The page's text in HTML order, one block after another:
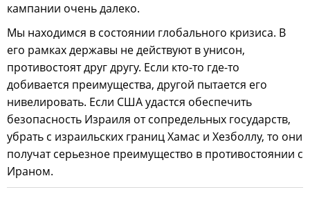
кампании очень далеко.
Мы находимся в состоянии глобального кризиса. В
его рамках державы не действуют в унисон,
противостоят друг другу. Если кто-то где-то
добивается преимущества, другой пытается его
нивелировать. Если США удастся обеспечить
безопасность Израиля от сопредельных государств,
убрать с израильских границ Хамас и Хезболлу, то они
получат серьезное преимущество в противостоянии с
Ираном.